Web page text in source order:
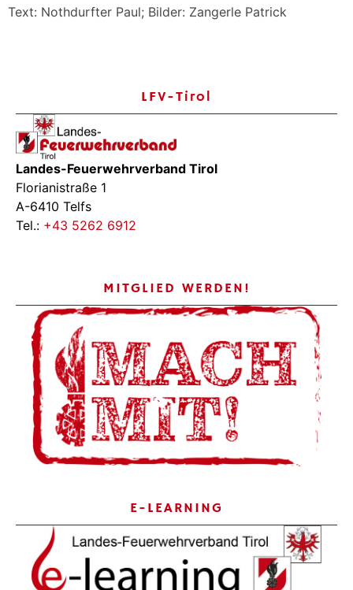
Text: Nothdurfter Paul; Bilder: Zangerle Patrick
LFV-Tirol
Landes-Feuerwehrverband Tirol
Florianistraße 1
A-6410 Telfs
Tel.: +43 5262 6912
MITGLIED WERDEN!
E-LEARNING